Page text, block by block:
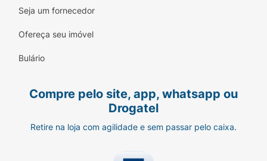
Seja um fornecedor
Ofereça seu imóvel
Bulário
Compre pelo site, app, whatsapp ou
Drogatel
Retire na loja com agilidade e sem passar pelo caixa.